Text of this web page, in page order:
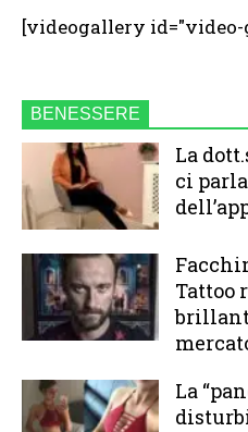
[videogallery
BENESSERE
La
ci
Tattoo
La